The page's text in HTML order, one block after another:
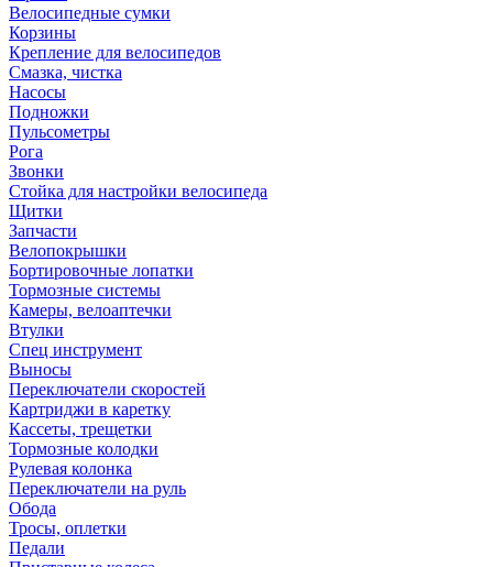
Велосипедные сумки
Корзины
Крепление для велосипедов
Смазка, чистка
Насосы
Подножки
Пульсометры
Рога
Звонки
Стойка для настройки велосипеда
Щитки
Запчасти
Велопокрышки
Бортировочные лопатки
Тормозные системы
Камеры, велоаптечки
Втулки
Спец инструмент
Выносы
Переключатели скоростей
Картриджи в каретку
Кассеты, трещетки
Тормозные колодки
Рулевая колонка
Переключатели на руль
Обода
Тросы, оплетки
Педали